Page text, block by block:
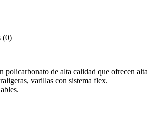
(0)
policarbonato de alta calidad que ofrecen
varillas con sistema flex.